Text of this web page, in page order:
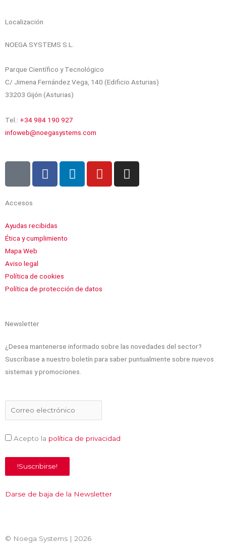
Localización
NOEGA SYSTEMS S.L.
Parque Científico y Tecnológico
C/ Jimena Fernández Vega, 140 (Edificio Asturias)
33203 Gijón (Asturias)
Tel.: +34 984 190 927
infoweb@noegasystems.com
n
x
F
a
o
o
L
i
Y
o
I
n
Accesos
Ayudas recibidas
Ética y cumplimiento
Mapa Web
Aviso legal
Política de cookies
Política de protección de datos
Newsletter
¿Desea mantenerse informado sobre las novedades del sector?
Suscríbase a nuestro boletín para saber puntualmente sobre nuevos
sistemas y promociones.
Acepto la política de privacidad
Darse de baja de la Newsletter
© Noega Systems | 2026